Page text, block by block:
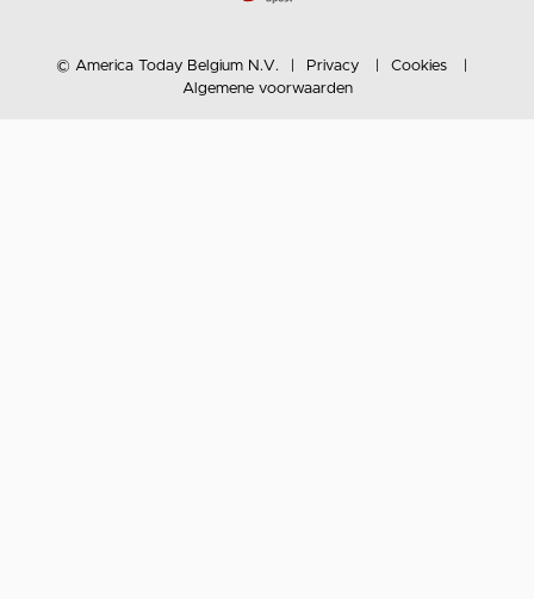
© America Today Belgium N.V. Privacy
Cookies
Algemene voorwaarden